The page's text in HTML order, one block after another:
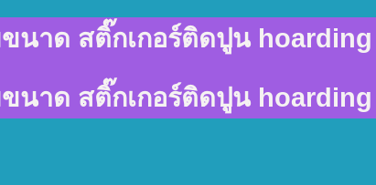
นาด สติ๊กเกอร์ติดปูน
นาด สติ๊กเกอร์ติดปูน